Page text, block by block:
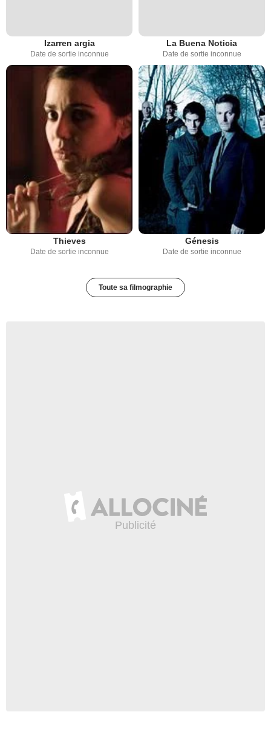
Izarren argia
Date de sortie inconnue
La Buena Noticia
Date de sortie inconnue
Thieves
Date de sortie inconnue
Génesis
Date de sortie inconnue
Toute sa filmographie